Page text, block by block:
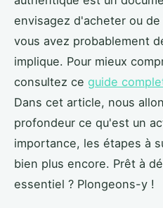
envisagez d'acheter ou
vous avez probablement
implique. Pour mieux
consultez ce guide
Dans cet article, nous
profondeur ce qu'est un
importance, les étapes à
bien plus encore. Prêt à
essentiel ? Plongeons-y !